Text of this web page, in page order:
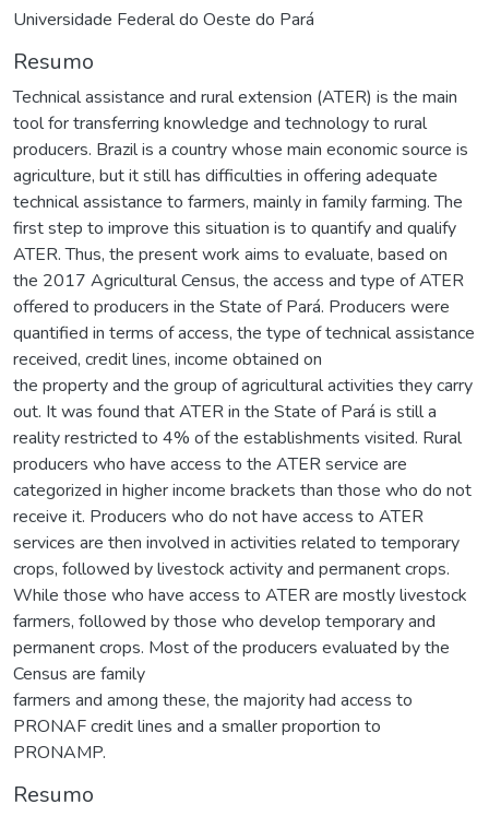
Universidade Federal do Oeste do Pará
Resumo
Technical assistance and rural extension (ATER) is the main
tool for transferring knowledge and technology to rural
producers. Brazil is a country whose main economic source is
agriculture, but it still has difficulties in offering adequate
technical assistance to farmers, mainly in family farming. The
first step to improve this situation is to quantify and qualify
ATER. Thus, the present work aims to evaluate, based on
the 2017 Agricultural Census, the access and type of ATER
offered to producers in the State of Pará. Producers were
quantified in terms of access, the type of technical assistance
received, credit lines, income obtained on
the property and the group of agricultural activities they carry
out. It was found that ATER in the State of Pará is still a
reality restricted to 4% of the establishments visited. Rural
producers who have access to the ATER service are
categorized in higher income brackets than those who do not
receive it. Producers who do not have access to ATER
services are then involved in activities related to temporary
crops, followed by livestock activity and permanent crops.
While those who have access to ATER are mostly livestock
farmers, followed by those who develop temporary and
permanent crops. Most of the producers evaluated by the
Census are family
farmers and among these, the majority had access to
PRONAF credit lines and a smaller proportion to
PRONAMP.
Resumo